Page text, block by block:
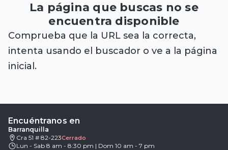
La página que buscas no se
encuentra disponible
Comprueba que la URL sea la correcta,
intenta usando el buscador o ve a la página
inicial.
Encuéntranos en
Barranquilla
Cra 51 # 82-223Cerrado
Lun - Sab 8 am - 8:30 pm | Dom 10 am - 7 pm